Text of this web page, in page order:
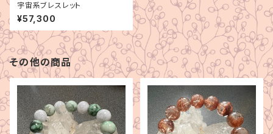
宇宙系ブレスレット
¥57,300
その他の商品